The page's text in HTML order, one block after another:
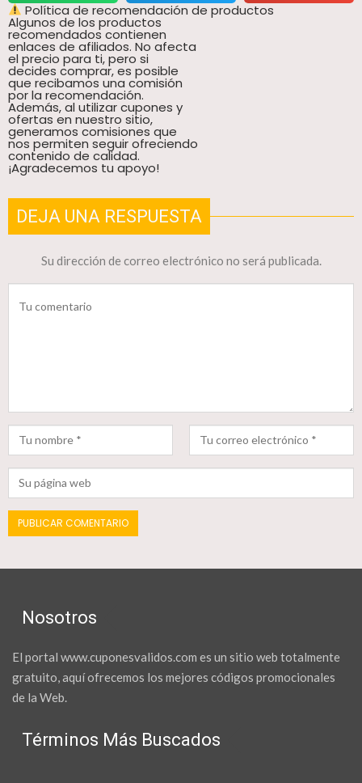
Política de recomendación de productos
Algunos de los productos
recomendados contienen
enlaces de afiliados. No afecta
el precio para ti, pero si
decides comprar, es posible
que recibamos una comisión
por la recomendación.
Además, al utilizar cupones y
ofertas en nuestro sitio,
generamos comisiones que
nos permiten seguir ofreciendo
contenido de calidad.
¡Agradecemos tu apoyo!
DEJA UNA RESPUESTA
Su dirección de correo electrónico no será publicada.
Nosotros
El portal www.cuponesvalidos.com es un sitio web totalmente
gratuito, aquí ofrecemos los mejores códigos promocionales
de la Web.
Términos Más Buscados